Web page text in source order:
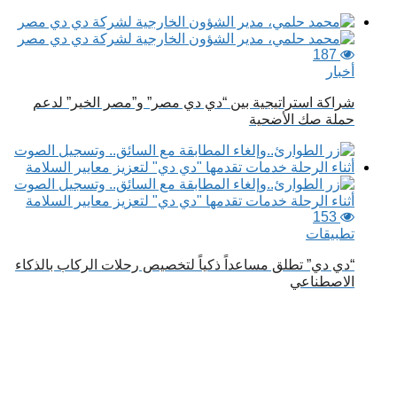
187
أخبار
شراكة استراتيجية بين “دي دي مصر” و”مصر الخير” لدعم
حملة صك الأضحية
153
تطبيقات
“دي دي” تطلق مساعداً ذكياً لتخصيص رحلات الركاب بالذكاء
الاصطناعي